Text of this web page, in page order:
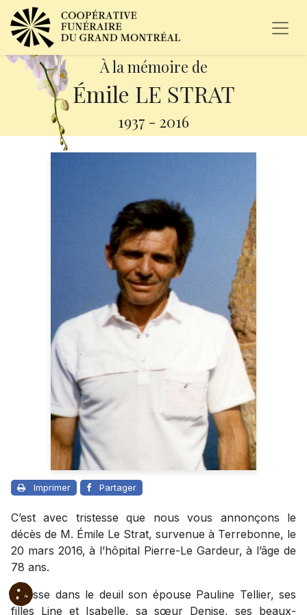
À la mémoire de
Émile LE STRAT
1937 - 2016
Imprimer Partager
C’est avec tristesse que nous vous annonçons le
décès de M. Émile Le Strat, survenue à Terrebonne, le
20 mars 2016, à l’hôpital Pierre-Le Gardeur, à l’âge de
78 ans.
Il laisse dans le deuil son épouse Pauline Tellier, ses
filles Line et Isabelle, sa sœur Denise, ses beaux-